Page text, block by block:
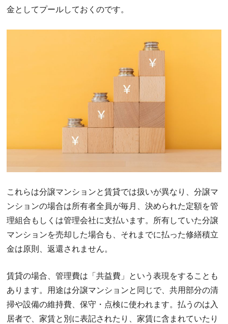
金としてプールしておくのです。
これらは分譲マンションと賃貸では扱いが異なり、分譲マ
ンションの場合は所有者全員が毎月、決められた定額を管
理組合もしくは管理会社に支払います。所有していた分譲
マンションを売却した場合も、それまでに払った修繕積立
金は原則、返還されません。
賃貸の場合、管理費は「共益費」という表現をすることも
あります。用途は分譲マンションと同じで、共用部分の清
掃や設備の維持費、保守・点検に使われます。払うのは入
居者で、家賃と別に表記されたり、家賃に含まれていたり